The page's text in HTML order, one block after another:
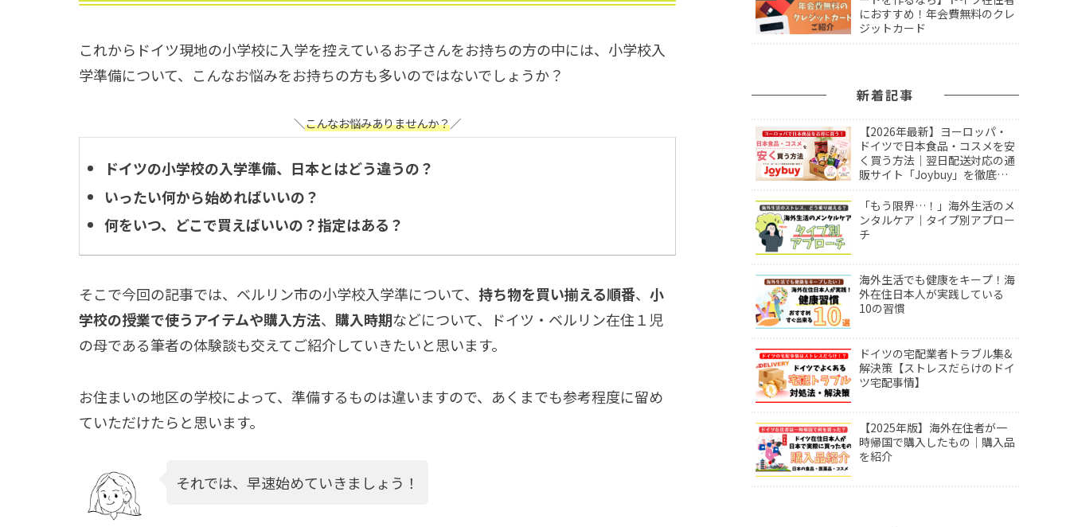
これからドイツ現地の小学校に入学を控えているお子さんをお持ちの方の中には、小学校入
学準備について、こんなお悩みをお持ちの方も多いのではないでしょうか？
＼こんなお悩みありませんか？／
ドイツの小学校の入学準備、日本とはどう違うの？
いったい何から始めればいいの？
何をいつ、どこで買えばいいの？指定はある？
そこで今回の記事では、ベルリン市の小学校入学準について、 持ち物を買い揃える順番、 小
学校の授業で使うアイテムや購入方法、 購入時期などについて、ドイツ・ベルリン在住１児
の母である筆者の体験談も交えてご紹介していきたいと思います。
お住まいの地区の学校によって、準備するものは違いますので、あくまでも参考程度に留め
ていただけたらと思います。
それでは、早速始めていきましょう！
におすすめ！年会費無料のクレ
ジットカード
新着記事
【2026年最新】ヨーロッパ・
ドイツで日本食品・コスメを安
く買う方法｜翌日配送対応の通
販サイト「Joybuy」を徹底レ
「もう限界…！」海外生活のメ
ンタルケア｜タイプ別アプロー
チ
海外生活でも健康をキープ！海
外在住日本人が実践している
10の習慣
ドイツの宅配業者トラブル集&
解決策【ストレスだらけのドイ
ツ宅配事情】
【2025年版】海外在住者が一
時帰国で購入したもの｜購入品
を紹介